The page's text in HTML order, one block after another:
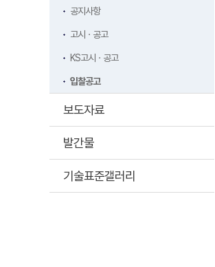
공지사항
고시ㆍ공고
KS고시ㆍ공고
입찰공고
보도자료
발간물
기술표준갤러리